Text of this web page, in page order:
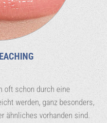
oft schon durch eine
werden, ganz besonders,
ähnliches vorhanden sind.